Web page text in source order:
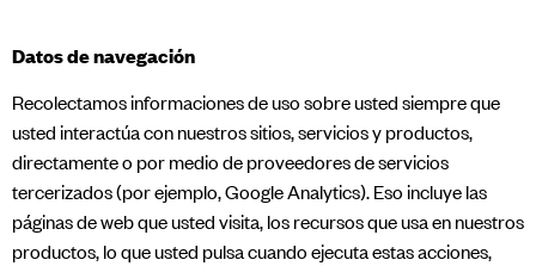
Datos de navegación
Recolectamos informaciones de uso sobre usted siempre que
usted interactúa con nuestros sitios, servicios y productos,
directamente o por medio de proveedores de servicios
tercerizados (por ejemplo, Google Analytics). Eso incluye las
páginas de web que usted visita, los recursos que usa en nuestros
productos, lo que usted pulsa cuando ejecuta estas acciones,